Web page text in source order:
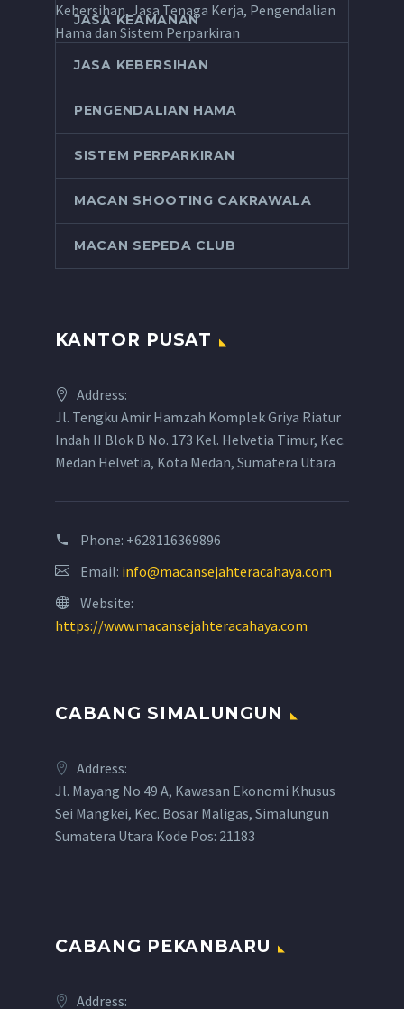
Kebersihan, Jasa Tenaga Kerja, Pengendalian
Hama dan Sistem Perparkiran
JASA KEAMANAN
JASA KEBERSIHAN
PENGENDALIAN HAMA
SISTEM PERPARKIRAN
MACAN SHOOTING CAKRAWALA
MACAN SEPEDA CLUB
KANTOR PUSAT
Address:
Jl. Tengku Amir Hamzah Komplek Griya Riatur
Indah II Blok B No. 173 Kel. Helvetia Timur, Kec.
Medan Helvetia, Kota Medan, Sumatera Utara
Phone: +628116369896
Email: info@macansejahteracahaya.com
Website:
https://www.macansejahteracahaya.com
CABANG SIMALUNGUN
Address:
Jl. Mayang No 49 A, Kawasan Ekonomi Khusus
Sei Mangkei, Kec. Bosar Maligas, Simalungun
Sumatera Utara Kode Pos: 21183
CABANG PEKANBARU
Address: